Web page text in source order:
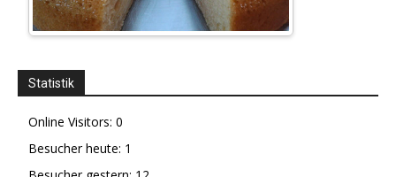
Statistik
Online Visitors: 0
Besucher heute: 1